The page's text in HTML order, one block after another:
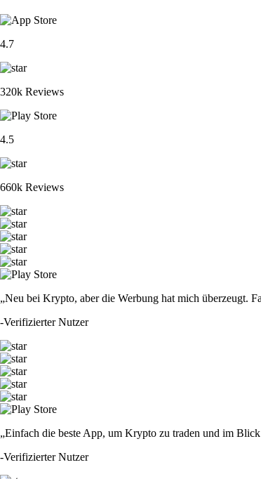
4.7
320k Reviews
4.5
660k Reviews
„Neu bei Krypto, aber die Werbung hat mich überzeugt.
-Verifizierter Nutzer
„Einfach die beste App, um Krypto zu traden und im
-Verifizierter Nutzer